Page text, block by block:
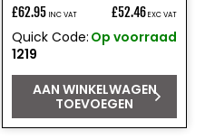
Normale
prijs
£62.95 INC VAT £52.46 EXC VAT
Quick Code:
1219
Op voorraad
AAN WINKELWAGEN
TOEVOEGEN